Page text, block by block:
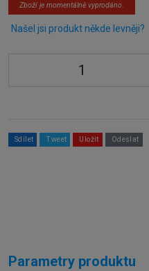
Zboží je momentálně vyprodáno.
Našel jsi produkt někde levněji?
Sdílet Tweet Uložit Odeslat
Parametry produktu